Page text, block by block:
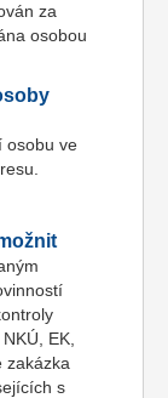
za
osobou
osobu ve
EK,
zakázka
s